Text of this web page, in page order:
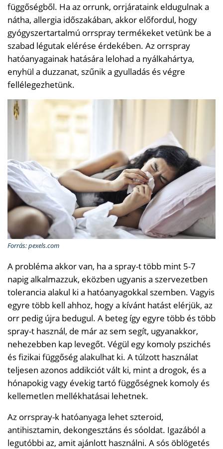
függőségből. Ha az orrunk, orrjárataink eldugulnak a
nátha, allergia időszakában, akkor előfordul, hogy
gyógyszertartalmú orrspray termékeket vetünk be a
szabad légutak elérése érdekében. Az orrspray
hatóanyagainak hatására lelohad a nyálkahártya,
enyhül a duzzanat, szűnik a gyulladás és végre
fellélegezhetünk.
Forrás: pexels.com
A probléma akkor van, ha a spray-t több mint 5-7
napig alkalmazzuk, eközben ugyanis a szervezetben
tolerancia alakul ki a hatóanyagokkal szemben. Vagyis
egyre több kell ahhoz, hogy a kívánt hatást elérjük, az
orr pedig újra bedugul. A beteg így egyre több és több
spray-t használ, de már az sem segít, ugyanakkor,
nehezebben kap levegőt. Végül egy komoly pszichés
és fizikai függőség alakulhat ki. A túlzott használat
teljesen azonos addikciót vált ki, mint a drogok, és a
hónapokig vagy évekig tartó függőségnek komoly és
kellemetlen mellékhatásai lehetnek.
Az orrspray-k hatóanyaga lehet szteroid,
antihisztamin, dekongesztáns és sóoldat. Igazából a
legutóbbi az, amit ajánlott használni. A sós öblögetés